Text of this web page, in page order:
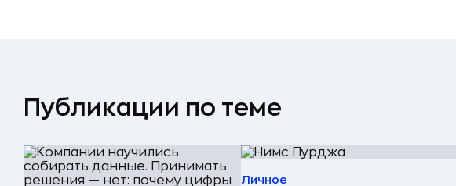
Публикации по теме
Личное